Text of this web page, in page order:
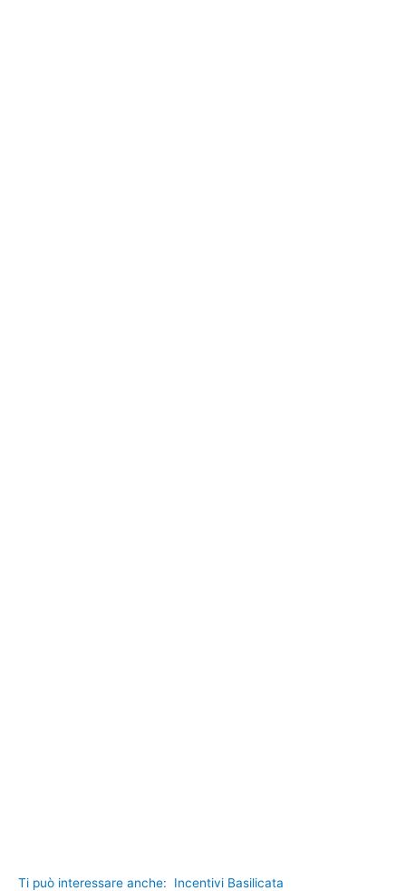
Ti può interessare anche: Incentivi Basilicata